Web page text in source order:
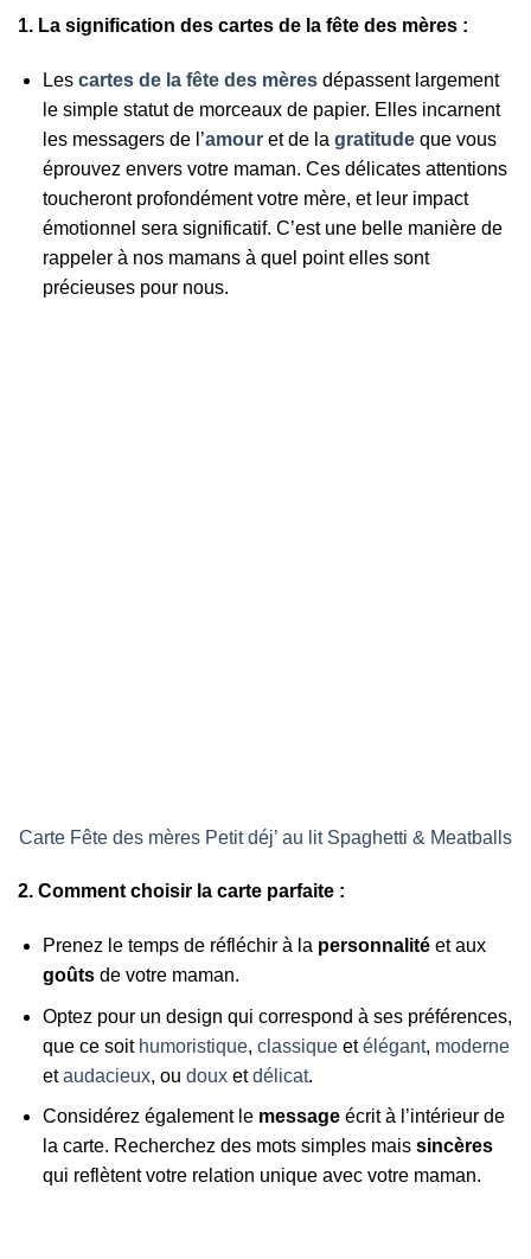
1. La signification des cartes de la fête des mères :
Les cartes de la fête des mèresdépassent largement
le simple statut de morceaux de papier. Elles incarnent
les messagers de l’amouret de la gratitudeque vous
éprouvez envers votre maman. Ces délicates attentions
toucheront profondément votre mère, et leur impact
émotionnel sera significatif. C’est une belle manière de
rappeler à nos mamans à quel point elles sont
précieuses pour nous.
Carte Fête des mères Petit déj’ au lit Spaghetti & Meatballs
2. Comment choisir la carte parfaite :
Prenez le temps de réfléchir à la personnalitéet aux
goûtsde votre maman.
Optez pour un design qui correspond à ses préférences,
que ce soit humoristique, classiqueetélégant, moderne
etaudacieux, ou douxetdélicat.
Considérez également le messageécrit à l’intérieur de
la carte. Recherchez des mots simples mais sincères
qui reflètent votre relation unique avec votre maman.